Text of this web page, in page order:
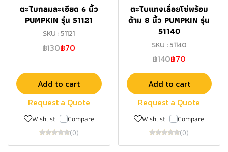
ตะไบกลมละเอียด 6 นิ้ว
PUMPKIN รุ่น 51121
SKU : 51121
฿130฿70
Add to cart
Request a Quote
Wishlist Compare
(0)
ตะไบแทงเลื่อยโซ่พร้อม
ด้าม 8 นิ้ว PUMPKIN รุ่น
51140
SKU : 51140
฿140฿70
Add to cart
Request a Quote
Wishlist Compare
(0)